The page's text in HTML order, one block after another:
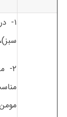
۱-
۲-